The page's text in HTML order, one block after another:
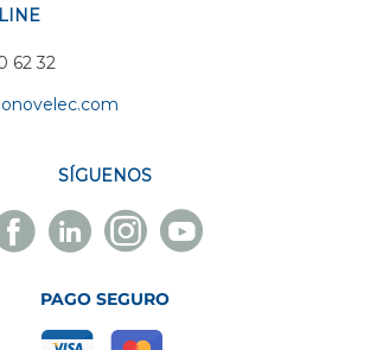
62 32
SÍGUENOS
Linkedin
Novelec
Instagram
Novelec
Youtube
Novelec
PAGO SEGURO